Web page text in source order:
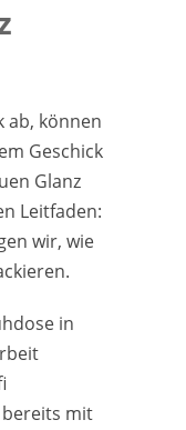
ab, können
Geschick
Glanz
Leitfaden:
wir, wie
in
bereits mit